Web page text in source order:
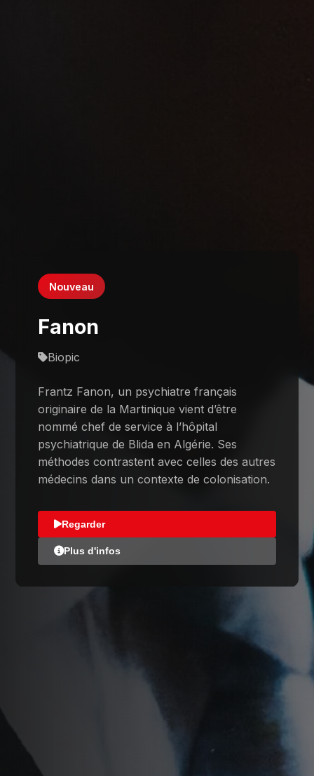
Nouveau
Fanon
Biopic
Frantz Fanon, un psychiatre français
originaire de la Martinique vient d’être
nommé chef de service à l’hôpital
psychiatrique de Blida en Algérie. Ses
méthodes contrastent avec celles des autres
médecins dans un contexte de colonisation.
Regarder
Plus d'infos